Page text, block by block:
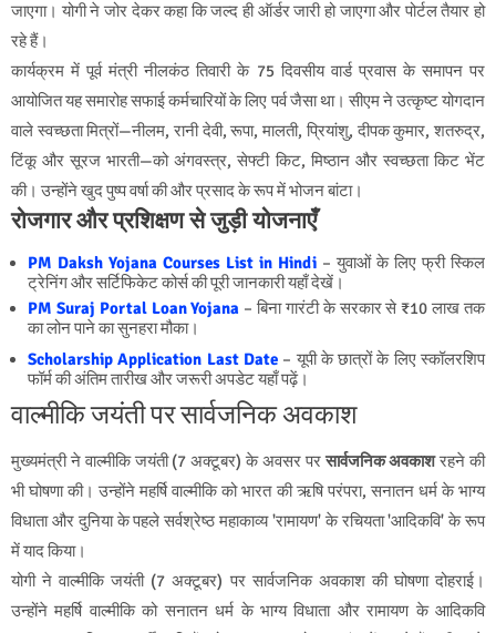
जाएगा। योगी ने जोर देकर कहा कि जल्द ही ऑर्डर जारी हो जाएगा और पोर्टल तैयार हो
रहे हैं।
कार्यक्रम में पूर्व मंत्री नीलकंठ तिवारी के 75 दिवसीय वार्ड प्रवास के समापन पर
आयोजित यह समारोह सफाई कर्मचारियों के लिए पर्व जैसा था। सीएम ने उत्कृष्ट योगदान
वाले स्वच्छता मित्रों—नीलम, रानी देवी, रूपा, मालती, प्रियांशु, दीपक कुमार, शतरुद्र,
टिंकू और सूरज भारती—को अंगवस्त्र, सेफ्टी किट, मिष्ठान और स्वच्छता किट भेंट
की। उन्होंने खुद पुष्प वर्षा की और प्रसाद के रूप में भोजन बांटा।
रोजगार और प्रशिक्षण से जुड़ी योजनाएँ
PM Daksh Yojana Courses List in Hindi– युवाओं के लिए फ्री स्किल
ट्रेनिंग और सर्टिफिकेट कोर्स की पूरी जानकारी यहाँ देखें।
PM Suraj Portal Loan Yojana – बिना गारंटी के सरकार से ₹10 लाख तक
का लोन पाने का सुनहरा मौका।
Scholarship Application Last Date– यूपी के छात्रों के लिए स्कॉलरशिप
फॉर्म की अंतिम तारीख और जरूरी अपडेट यहाँ पढ़ें।
वाल्मीकि जयंती पर सार्वजनिक अवकाश
मुख्यमंत्री ने वाल्मीकि जयंती (7 अक्टूबर) के अवसर परसार्वजनिक अवकाशरहने की
भी घोषणा की। उन्होंने महर्षि वाल्मीकि को भारत की ऋषि परंपरा, सनातन धर्म के भाग्य
विधाता और दुनिया के पहले सर्वश्रेष्ठ महाकाव्य 'रामायण' के रचियता 'आदिकवि' के रूप
में याद किया।
योगी ने वाल्मीकि जयंती (7 अक्टूबर) पर सार्वजनिक अवकाश की घोषणा दोहराई।
उन्होंने महर्षि वाल्मीकि को सनातन धर्म के भाग्य विधाता और रामायण के आदिकवि